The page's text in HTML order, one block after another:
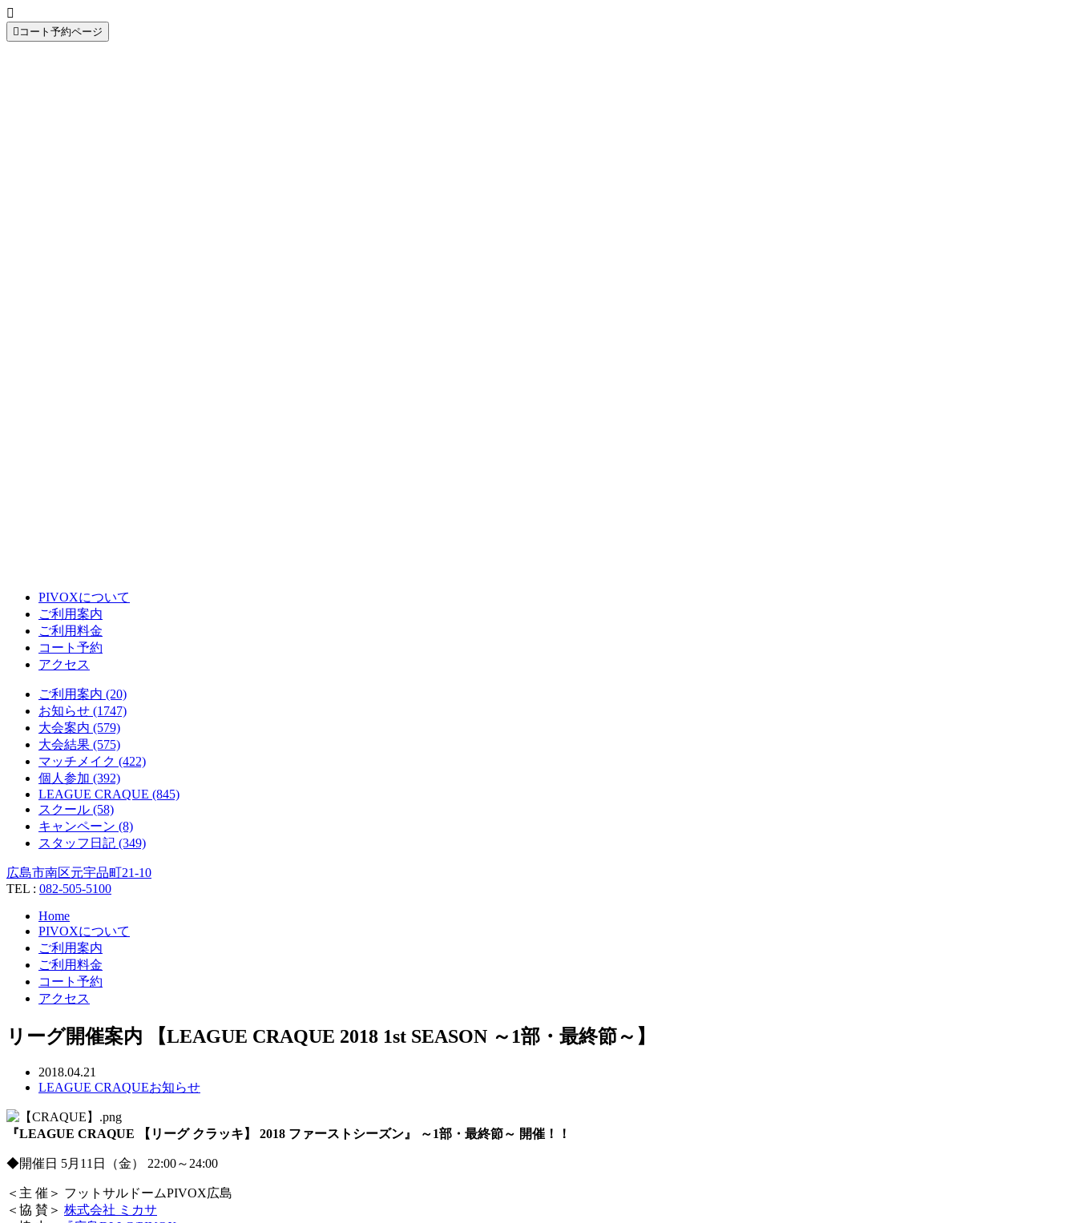

 コート予約ページ
PIVOXについて
ご利用案内
ご利用料金
コート予約
アクセス
ご利用案内 (20)
お知らせ (1747)
大会案内 (579)
大会結果 (575)
マッチメイク (422)
個人参加 (392)
LEAGUE CRAQUE (845)
スクール (58)
キャンペーン (8)
スタッフ日記 (349)
広島市南区元宇品町21-10
TEL : 082-505-5100
Home
PIVOXについて
ご利用案内
ご利用料金
コート予約
アクセス
リーグ開催案内 【LEAGUE CRAQUE 2018 1st SEASON ～1部・最終節～】
2018.04.21
LEAGUE CRAQUEお知らせ
『LEAGUE CRAQUE 【リーグ クラッキ】 2018 ファーストシーズン』 ～1部・最終節～ 開催！！
◆開催日 5月11日（金） 22:00～24:00
＜主 催＞ フットサルドームPIVOX広島
＜協 賛＞ 株式会社 ミカサ